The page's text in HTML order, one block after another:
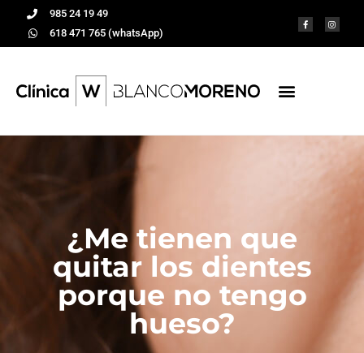
985 24 19 49
618 471 765 (whatsApp)
¿Me tienen que
quitar los dientes
porque no tengo
hueso?